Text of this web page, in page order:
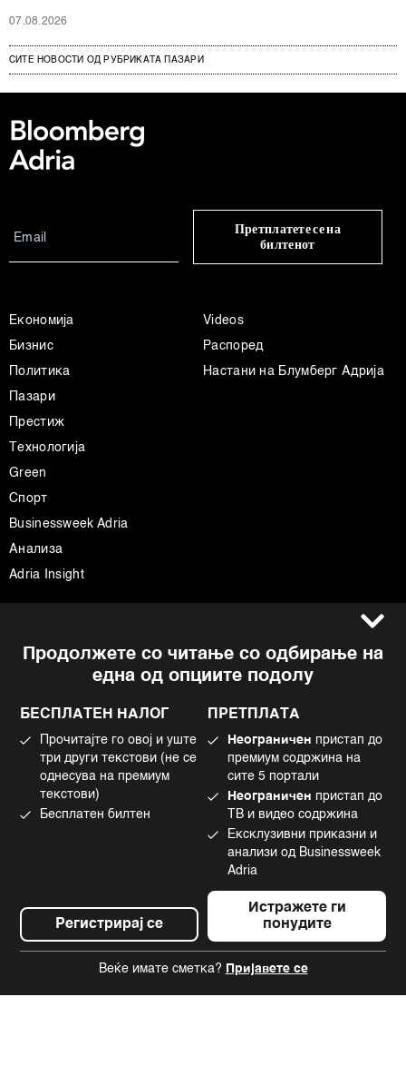
07.08.2026
СИТЕ НОВОСТИ ОД РУБРИКАТА ПАЗАРИ
Продолжете со читање со одбирање на
една од опциите подолу
БЕСПЛАТЕН НАЛОГ
Прочитајте го овој и уште
три други текстови (не се
однесува на премиум
текстови)
Бесплатен билтен
Регистрирај се
ПРЕТПЛАТА
Неограничен пристап до
премиум содржина на
сите 5 портали
Неограничен пристап до
ТВ и видео содржина
Ексклузивни приказни и
анализи од Businessweek
Adria
Истражете ги
понудите
Веќе имате сметка? Пријавете се
Претплатете се на
билтенот
Економија
Бизнис
Политика
Пазари
Престиж
Технологија
Green
Спорт
Businessweek Adria
Анализа
Adria Insight
Videos
Распоред
Настани на Блумберг Адрија
Импресум
Политика на приватност
Политика за колачиња
Употреба на вештачка интелигенција
Facebook
Instagram
Twitter
Tiktok
©2022 - 2026 Bloomberg L.P. All Rights Reserved. BLOOMBERG and the
BLOOMBERG logo are registered trademarks and service marks of
Bloomberg Finance L.P. or its subsidiaries, displayed with permission
Bloomberg Adria is a Mtel Swiss SA Property
News CMS by Cubes